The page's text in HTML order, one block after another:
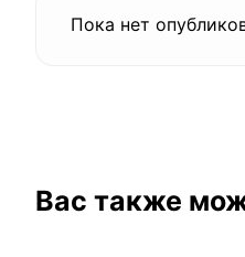
Пока нет
Вас также